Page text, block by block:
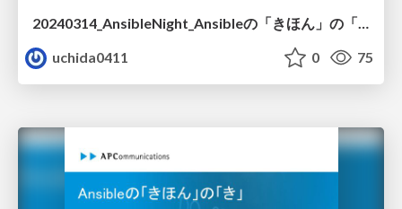
20240314_AnsibleNight_Ansibleの「きほん」の「き」
uchida0411
0 75